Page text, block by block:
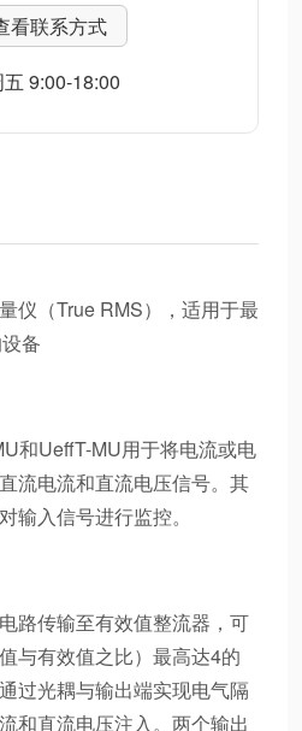
看联系方式
9:00-18:00
仪（True RMS），适用于最
备
和UeffT-MU用于将电流或电
流电流和直流电压信号。其
输入信号进行监控。
路传输至有效值整流器，可
与有效值之比）最高达4的
过光耦与输出端实现电气隔
和直流电压注入。两个输出